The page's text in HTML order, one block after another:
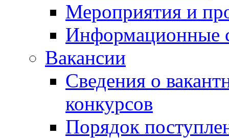
Мероприятия и
Информационные
Вакансии
Сведения о
конкурсов
Порядок